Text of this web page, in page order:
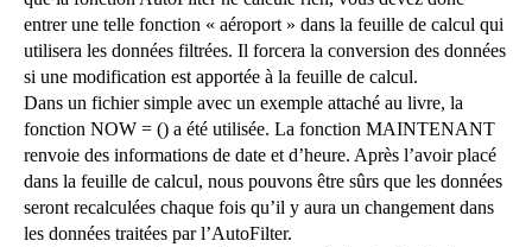
entrer une telle fonction « aéroport » dans la feuille de calcul qui
utilisera les données filtrées. Il forcera la conversion des données
si une modification est apportée à la feuille de calcul.
Dans un fichier simple avec un exemple attaché au livre, la
fonction NOW = () a été utilisée. La fonction MAINTENANT
renvoie des informations de date et d’heure. Après l’avoir placé
dans la feuille de calcul, nous pouvons être sûrs que les données
seront recalculées chaque fois qu’il y aura un changement dans
les données traitées par l’AutoFilter.